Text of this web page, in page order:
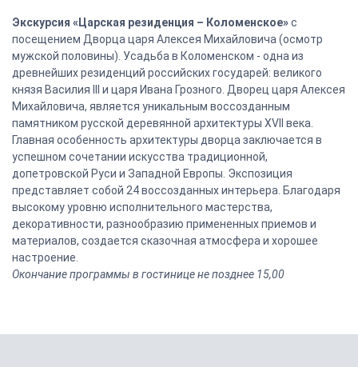
Экскурсия «Царская резиденция – Коломенское»с
посещением Дворца царя Алексея Михайловича (осмотр
мужской половины). Усадьба в Коломенском - одна из
древнейших резиденций российских государей: великого
князя Василия III и царя Ивана Грозного. Дворец царя Алексея
Михайловича, является уникальным воссозданным
памятником русской деревянной архитектуры XVII века.
Главная особенность архитектуры дворца заключается в
успешном сочетании искусства традиционной,
допетровской Руси и Западной Европы. Экспозиция
представляет собой 24 воссозданных интерьера. Благодаря
высокому уровню исполнительного мастерства,
декоративности, разнообразию примененных приемов и
материалов, создается сказочная атмосфера и хорошее
настроение.
Окончание программы в гостинице не позднее 15,00